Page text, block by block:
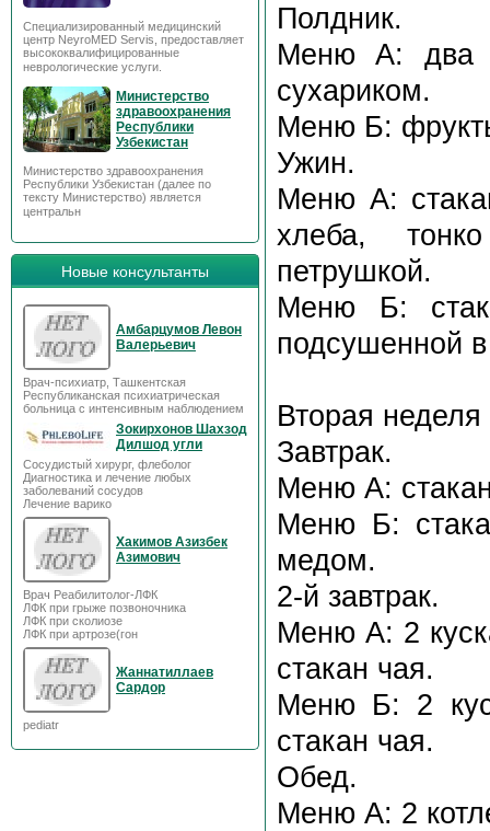
Специализированный медицинский
центр NeyroMED Servis, предоставляет
высококвалифицированные
неврологические услуги.
Министерство
здравоохранения
Республики
Узбекистан
Министерство здравоохранения
Республики Узбекистан (далее по
тексту Министерство) является
центральн
Новые консультанты
Амбарцумов Левон
Валерьевич
Врач-психиатр, Ташкентская
Республиканская психиатрическая
больница с интенсивным наблюдением
Зокирхонов Шахзод
Дилшод угли
Сосудистый хирург, флеболог
Диагностика и лечение любых
заболеваний сосудов
Лечение варико
Хакимов Азизбек
Азимович
Врач Реабилитолог-ЛФК
ЛФК при грыже позвоночника
ЛФК при сколиозе
ЛФК при артрозе(гон
Жаннатиллаев
Сардор
pediatr
Полдник.
Меню А: два
сухариком.
Меню Б:
Ужин.
Меню А:
хлеба,
петрушкой.
Меню Б:
подсушенной
Вторая неделя
Завтрак.
Меню А:
Меню Б:
медом.
2-й завтрак.
Меню А: 2
стакан чая.
Меню Б: 2
стакан чая.
Обед.
Меню А: 2